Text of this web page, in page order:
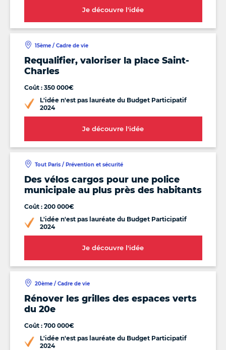
Je découvre l'idée
Requalifier, valoriser la place Saint-
Charles
15ème / Cadre de vie
Coût : 350 000€
L'idée n'est pas lauréate du Budget Participatif
2024
Je découvre l'idée
Des vélos cargos pour une police
municipale au plus près des habitants
Tout Paris / Prévention et sécurité
Coût : 200 000€
L'idée n'est pas lauréate du Budget Participatif
2024
Je découvre l'idée
Rénover les grilles des espaces verts
du 20e
20ème / Cadre de vie
Coût : 700 000€
L'idée n'est pas lauréate du Budget Participatif
2024